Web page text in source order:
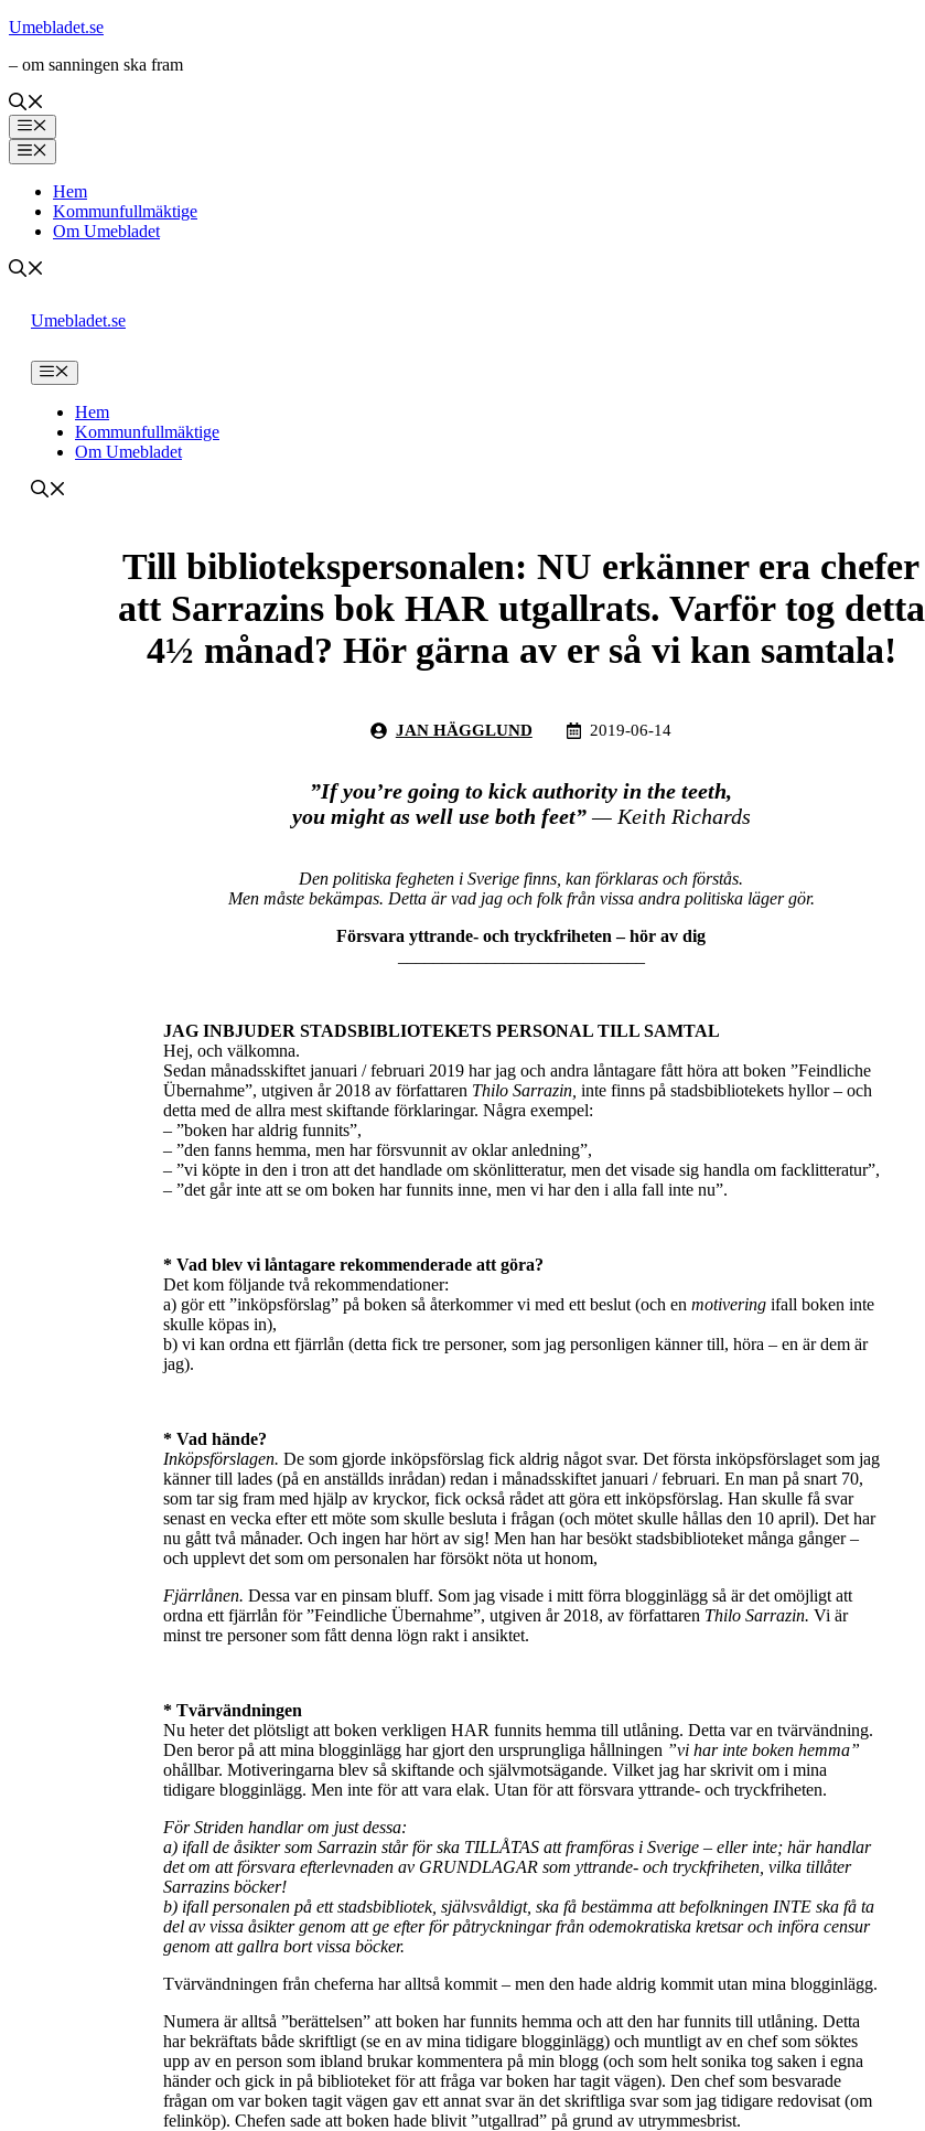
Hoppa
innehåll
Umebladet.se
– om sanningen ska fram
Meny
Meny
Hem
Kommunfullmäktige
Om Umebladet
Umebladet.se
Meny
Hem
Kommunfullmäktige
Om Umebladet
Till bibliotekspersonalen: NU erkänner era chefer
att Sarrazins bok HAR utgallrats. Varför tog detta
4½ månad? Hör gärna av er så vi kan samtala!
JAN HÄGGLUND 2019-06-14
”If you’re going to kick authority in the teeth,
you might as well use both feet”— Keith Richards
Den politiska fegheten i Sverige finns, kan förklaras och förstås.
Men måste bekämpas. Detta är vad jag och folk från vissa andra politiska läger gör.
Försvara yttrande- och tryckfriheten – hör av dig
JAG INBJUDER STADSBIBLIOTEKETS PERSONAL TILL SAMTAL
Hej, och välkomna.
Sedan månadsskiftet januari / februari 2019 har jag och andra låntagare fått höra att boken ”Feindliche
Übernahme”, utgiven år 2018 av författaren Thilo Sarrazin, inte finns på stadsbibliotekets hyllor – och
detta med de allra mest skiftande förklaringar. Några exempel:
– ”boken har aldrig funnits”,
– ”den fanns hemma, men har försvunnit av oklar anledning”,
– ”vi köpte in den i tron att det handlade om skönlitteratur, men det visade sig handla om facklitteratur”,
– ”det går inte att se om boken har funnits inne, men vi har den i alla fall inte nu”.
* Vad blev vi låntagare rekommenderade att göra?
Det kom följande två rekommendationer:
a) gör ett ”inköpsförslag” på boken så återkommer vi med ett beslut (och en motiveringifall boken inte
skulle köpas in),
b) vi kan ordna ett fjärrlån (detta fick tre personer, som jag personligen känner till, höra – en är dem är
jag).
* Vad hände?
Inköpsförslagen. De som gjorde inköpsförslag fick aldrig något svar. Det första inköpsförslaget som jag
känner till lades (på en anställds inrådan) redan i månadsskiftet januari / februari. En man på snart 70,
som tar sig fram med hjälp av kryckor, fick också rådet att göra ett inköpsförslag. Han skulle få svar
senast en vecka efter ett möte som skulle besluta i frågan (och mötet skulle hållas den 10 april). Det har
nu gått två månader. Och ingen har hört av sig! Men han har besökt stadsbiblioteket många gånger –
och upplevt det som om personalen har försökt nöta ut honom,
Fjärrlånen. Dessa var en pinsam bluff. Som jag visade i mitt förra blogginlägg så är det omöjligt att
ordna ett fjärrlån för ”Feindliche Übernahme”, utgiven år 2018, av författaren Thilo Sarrazin. Vi är
minst tre personer som fått denna lögn rakt i ansiktet.
* Tvärvändningen
Nu heter det plötsligt att boken verkligen HAR funnits hemma till utlåning. Detta var en tvärvändning.
Den beror på att mina blogginlägg har gjort den ursprungliga hållningen ”vi har inte boken hemma”
ohållbar. Motiveringarna blev så skiftande och självmotsägande. Vilket jag har skrivit om i mina
tidigare blogginlägg. Men inte för att vara elak. Utan för att försvara yttrande- och tryckfriheten.
För Striden handlar om just dessa:
a) ifall de åsikter som Sarrazin står för ska TILLÅTAS att framföras i Sverige – eller inte; här handlar
det om att försvara efterlevnaden av GRUNDLAGAR som yttrande- och tryckfriheten, vilka tillåter
Sarrazins böcker!
b) ifall personalen på ett stadsbibliotek, självsvåldigt, ska få bestämma att befolkningen INTE ska få ta
del av vissa åsikter genom att ge efter för påtryckningar från odemokratiska kretsar och införa censur
genom att gallra bort vissa böcker.
Tvärvändningen från cheferna har alltså kommit – men den hade aldrig kommit utan mina blogginlägg.
Numera är alltså ”berättelsen” att boken har funnits hemma och att den har funnits till utlåning. Detta
har bekräftats både skriftligt (se en av mina tidigare blogginlägg) och muntligt av en chef som söktes
upp av en person som ibland brukar kommentera på min blogg (och som helt sonika tog saken i egna
händer och gick in på biblioteket för att fråga var boken har tagit vägen). Den chef som besvarade
frågan om var boken tagit vägen gav ett annat svar än det skriftliga svar som jag tidigare redovisat (om
felinköp). Chefen sade att boken hade blivit ”utgallrad” på grund av utrymmesbrist.